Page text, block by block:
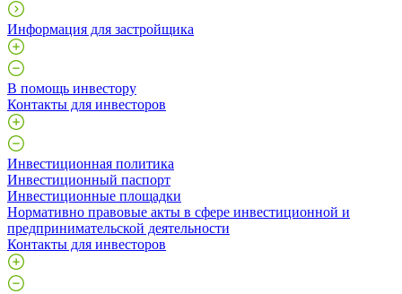
Информация для застройщика
В помощь инвестору
Контакты для инвесторов
Инвестиционная политика
Инвестиционный паспорт
Инвестиционные площадки
Нормативно правовые акты в сфере инвестиционной и
предпринимательской деятельности
Контакты для инвесторов